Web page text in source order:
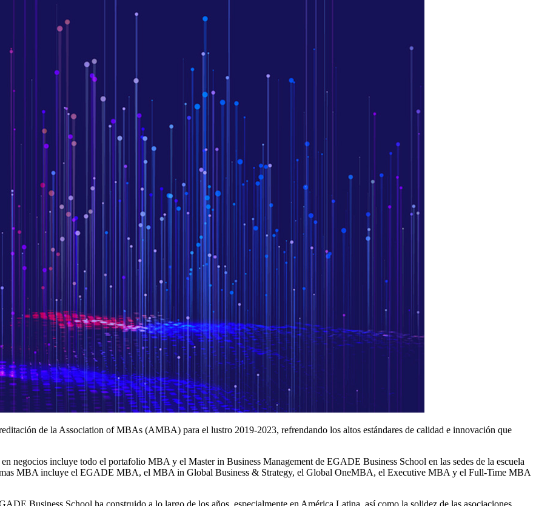
de la Association of MBAs (AMBA) para el lustro 2019-2023, refrendando los altos estándares de calidad e innovación que
negocios incluye todo el portafolio MBA y el Master in Business Management de EGADE Business School en las sedes de la escuela
MBA incluye el EGADE MBA, el MBA in Global Business & Strategy, el Global OneMBA, el Executive MBA y el Full-Time MBA